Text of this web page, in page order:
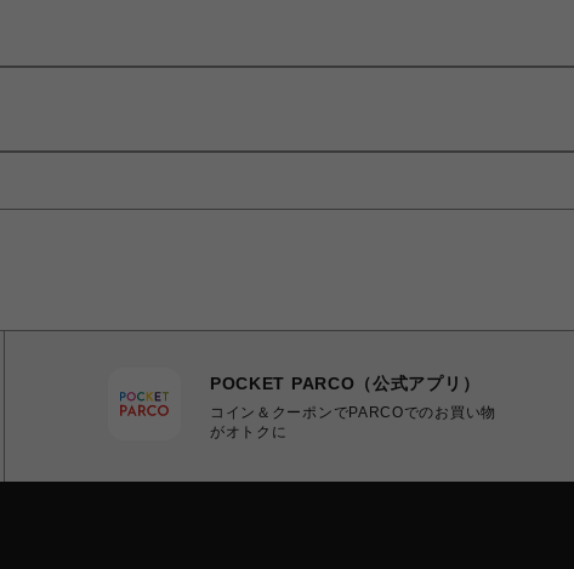
POCKET PARCO（公式アプリ）
コイン＆クーポンでPARCOでのお買い物
がオトクに